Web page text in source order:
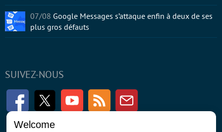
SUIVEZ-NOUS
FacebookTwitter Youtube RSS Newsletter
07/08 Google Messages s’attaque enfin à deux de ses
plus gros défauts
Welcome